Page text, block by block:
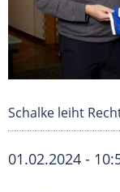
Schalke leiht
01.02.2024 -